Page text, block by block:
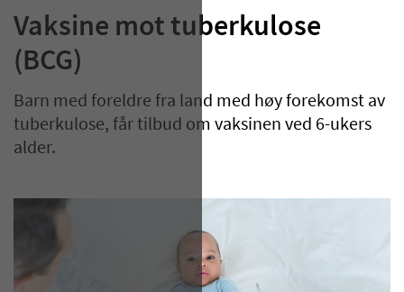
Vaksine mot tuberkulose
(BCG)
Barn med foreldre fra land med høy forekomst av
tuberkulose, får tilbud om vaksinen ved 6-ukers
alder.